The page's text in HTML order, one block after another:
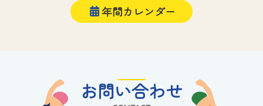
年間カレンダー
お問い合わせ